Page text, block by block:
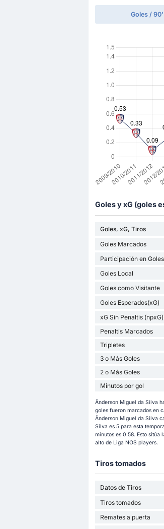
Goles / 90'
Goles y xG (goles
Goles, xG, Tiros
Goles Marcados
Participación en Goles
Goles Local
Goles como Visitante
Goles Esperados(xG)
xG Sin Penaltis (npxG)
Penaltis Marcados
Tripletes
3 o Más Goles
2 o Más Goles
Minutos por gol
Ânderson Miguel da Silva
goles fueron marcados en
Ânderson Miguel da Silva
Silva es 5 para esta
minutos es 0.58. Esto sitúa
alto de Liga NOS players.
Tiros tomados
Datos de Tiros
Tiros tomados
Remates a puerta